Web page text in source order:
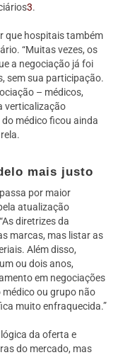
3.
que hospitais também
“Muitas vezes, os
a negociação já foi
sem sua participação.
– médicos,
verticalização
médico ficou ainda
mais justo
por maior
atualização
diretrizes da
marcas, mas listar as
Além disso,
ou dois anos,
em negociações
médico ou grupo não
muito enfraquecida.”
da oferta e
do mercado, mas